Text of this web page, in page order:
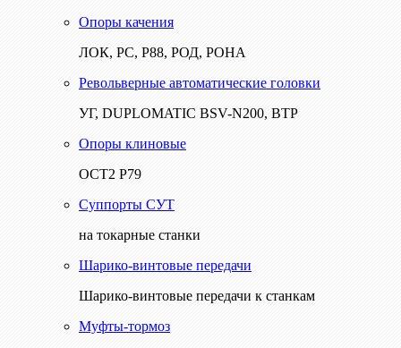
Опоры качения
ЛОК, РС, Р88, РОД, РОНА
Револьверные автоматические головки
УГ, DUPLOMATIC BSV-N200, ВТР
Опоры клиновые
ОСТ2 Р79
Суппорты СУТ
на токарные станки
Шарико-винтовые передачи
Шарико-винтовые передачи к станкам
Муфты-тормоз